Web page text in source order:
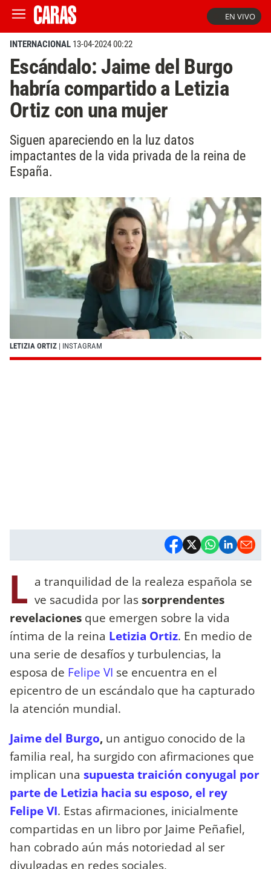
EN VIVO
INTERNACIONAL 13-04-2024 00:22
Escándalo: Jaime del Burgo
habría compartido a Letizia
Ortiz con una mujer
Siguen apareciendo en la luz datos
impactantes de la vida privada de la reina de
España.
LETIZIA ORTIZ | INSTAGRAM
L a tranquilidad de la realeza española se
ve sacudida por lassorprendentes
revelaciones que emergen sobre la vida
íntima de la reina Letizia Ortiz. En medio de
una serie de desafíos y turbulencias, la
esposa de Felipe VI se encuentra en el
epicentro de un escándalo que ha capturado
la atención mundial.
Jaime del Burgo, un antiguo conocido de la
familia real, ha surgido con afirmaciones que
implican una supuesta traición conyugal por
parte de Letizia hacia su esposo, el rey
Felipe VI. Estas afirmaciones, inicialmente
compartidas en un libro por Jaime Peñafiel,
han cobrado aún más notoriedad al ser
divulgadas en redes sociales,